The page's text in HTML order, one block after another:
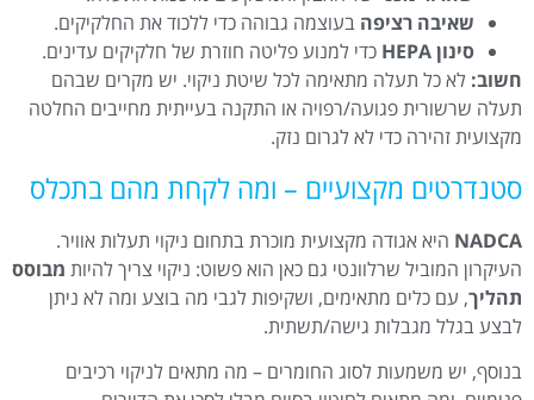
שאיבה רציפה בעוצמה גבוהה כדי ללכוד את החלקיקים.
סינון HEPA
כדי למנוע פליטה חוזרת של חלקיקים עדינים.
חשוב: לא כל תעלה מתאימה לכל שיטת ניקוי. יש מקרים שבהם
תעלה שרשורית פגועה/רפויה או התקנה בעייתית מחייבים החלטה
מקצועית זהירה כדי לא לגרום נזק.
סטנדרטים מקצועיים – ומה לקחת מהם בתכלס
NADCA היא אגודה מקצועית מוכרת בתחום ניקוי תעלות אוויר.
העיקרון המוביל שרלוונטי גם כאן הוא פשוט: ניקוי צריך להיות מבוסס
תהליך, עם כלים מתאימים, ושקיפות לגבי מה בוצע ומה לא ניתן
לבצע בגלל מגבלות גישה/תשתית.
בנוסף, יש משמעות לסוג החומרים – מה מתאים לניקוי רכיבים